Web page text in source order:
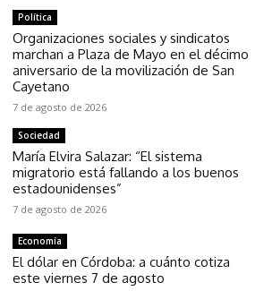
Política
Organizaciones sociales y sindicatos
marchan a Plaza de Mayo en el décimo
aniversario de la movilización de San
Cayetano
7 de agosto de 2026
Sociedad
María Elvira Salazar: “El sistema
migratorio está fallando a los buenos
estadounidenses”
7 de agosto de 2026
Economía
El dólar en Córdoba: a cuánto cotiza
este viernes 7 de agosto